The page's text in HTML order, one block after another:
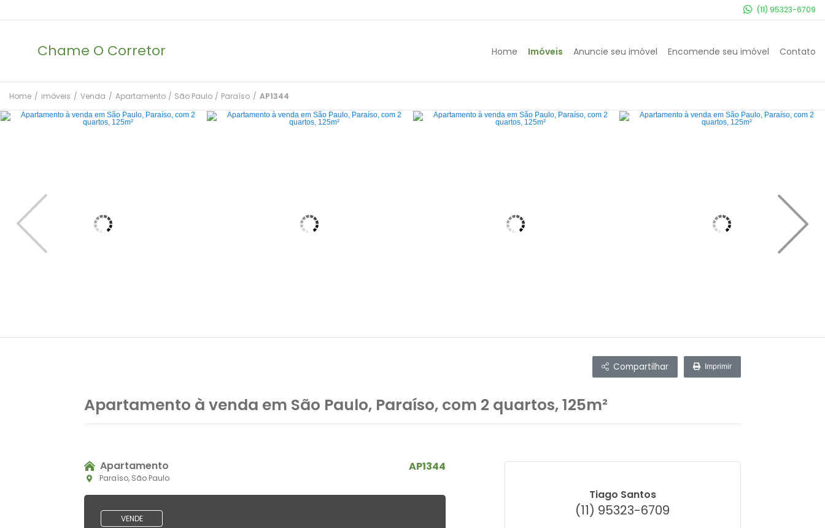
(11) 95323-6709
Chame O Corretor Home Imóveis Anuncie seu imóvel Encomende seu imóvel Contato
Home / imóveis / Venda / Apartamento / São Paulo / Paraíso / AP1344
Compartilhar Imprimir
Apartamento à venda em São Paulo, Paraíso, com 2 quartos, 125m²
AP1344
Apartamento
Paraíso, São Paulo
VENDE
Tiago Santos
(11) 95323-6709